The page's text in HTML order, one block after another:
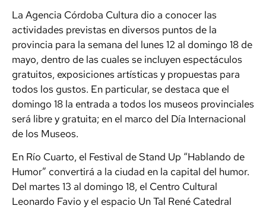
La Agencia Córdoba Cultura dio a conocer las
actividades previstas en diversos puntos de la
provincia para la semana del lunes 12 al domingo 18 de
mayo, dentro de las cuales se incluyen espectáculos
gratuitos, exposiciones artísticas y propuestas para
todos los gustos. En particular, se destaca que el
domingo 18 la entrada a todos los museos provinciales
será libre y gratuita; en el marco del Día Internacional
de los Museos.
En Río Cuarto, el Festival de Stand Up “Hablando de
Humor” convertirá a la ciudad en la capital del humor.
Del martes 13 al domingo 18, el Centro Cultural
Leonardo Favio y el espacio Un Tal René Catedral